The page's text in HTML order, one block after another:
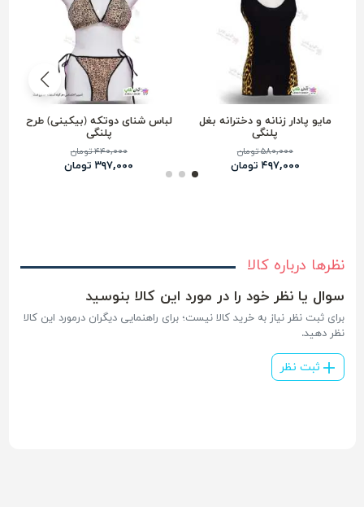
مایو پادار زنانه و دخترانه بغل
پلنگی
۵۸۰,۰۰۰ تومان
۴۹۷,۰۰۰ تومان
لباس شنای دوتکه (بیکینی) طرح
پلنگی
۴۴۰,۰۰۰ تومان
۳۹۷,۰۰۰ تومان
نظرها درباره کالا
سوال یا نظر خود را در مورد این کالا بنوسید
برای ثبت نظر نیاز به خرید کالا نیست؛ برای راهنمایی دیگران درمورد این کالا
نظر دهید.
ثبت نظر